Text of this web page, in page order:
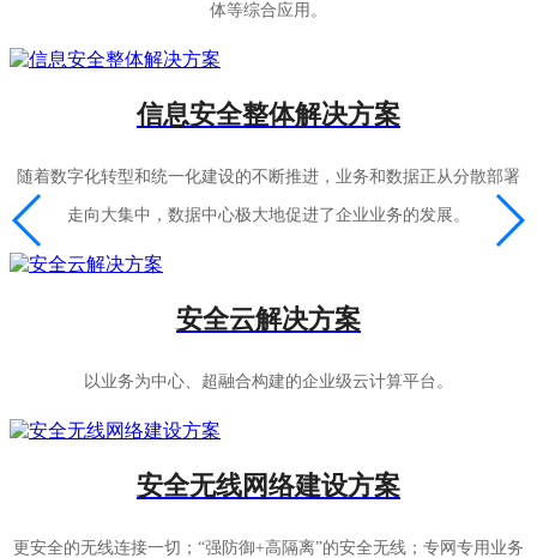
体等综合应用。
信息安全整体解决方案
随着数字化转型和统一化建设的不断推进，业务和数据正从分散部署
走向大集中，数据中心极大地促进了企业业务的发展。
安全云解决方案
以业务为中心、超融合构建的企业级云计算平台。
安全无线网络建设方案
更安全的无线连接一切；“强防御+高隔离”的安全无线；专网专用业务